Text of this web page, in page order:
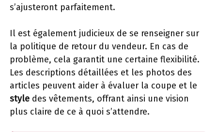
s’ajusteront parfaitement.
Il est également judicieux de se renseigner sur
la politique de retour du vendeur. En cas de
problème, cela garantit une certaine flexibilité.
Les descriptions détaillées et les photos des
articles peuvent aider à évaluer la coupe et le
style des vêtements, offrant ainsi une vision
plus claire de ce à quoi s’attendre.